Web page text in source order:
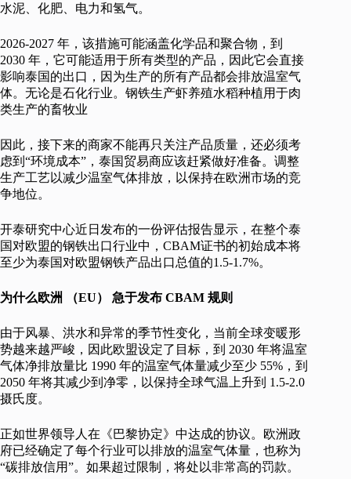
水泥、化肥、电力和氢气。
2026-2027 年，该措施可能涵盖化学品和聚合物，到
2030 年，它可能适用于所有类型的产品，因此它会直接
影响泰国的出口，因为生产的所有产品都会排放温室气
体。无论是石化行业。钢铁生产虾养殖水稻种植用于肉
类生产的畜牧业
因此，接下来的商家不能再只关注产品质量，还必须考
虑到“环境成本”，泰国贸易商应该赶紧做好准备。调整
生产工艺以减少温室气体排放，以保持在欧洲市场的竞
争地位。
开泰研究中心近日发布的一份评估报告显示，在整个泰
国对欧盟的钢铁出口行业中，CBAM证书的初始成本将
至少为泰国对欧盟钢铁产品出口总值的1.5-1.7%。
为什么欧洲 （EU） 急于发布 CBAM 规则
由于风暴、洪水和异常的季节性变化，当前全球变暖形
势越来越严峻，因此欧盟设定了目标，到 2030 年将温室
气体净排放量比 1990 年的温室气体量减少至少 55%，到
2050 年将其减少到净零，以保持全球气温上升到 1.5-2.0
摄氏度。
正如世界领导人在《巴黎协定》中达成的协议。欧洲政
府已经确定了每个行业可以排放的温室气体量，也称为
“碳排放信用”。如果超过限制，将处以非常高的罚款。